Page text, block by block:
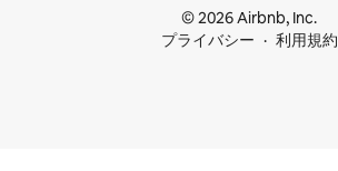
© 2026 Airbnb, Inc.
プライバシー
利用規約